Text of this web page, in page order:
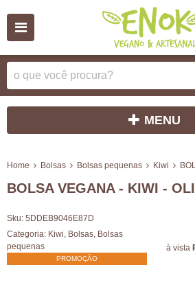
MENU
Home Bolsas Bolsas pequenas Kiwi
BOLSA VEGANA - KIWI -
Sku: 5DDEB9046E87D
Categoria: Kiwi Bolsas Bolsas
pequenas
PROMOÇÃO
à vista